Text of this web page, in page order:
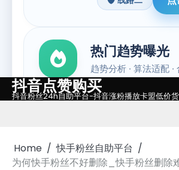
Skip
to
抖音点赞购买
抖音粉丝24h自助平台-抖音涨粉播放卡盟低价
Home
快手粉丝自助平台
为何快手粉丝不好删除_快手粉丝删除